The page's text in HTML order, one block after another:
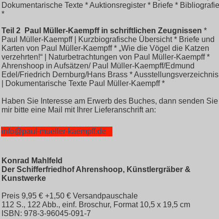
Dokumentarische Texte * Auktionsregister * Briefe * Bibliografie
*
Teil 2
Paul Müller-Kaempff in schriftlichen Zeugnissen *
Paul Müller-Kaempff | Kurzbiografische Übersicht * Briefe und
Karten von Paul Müller-Kaempff * „Wie die Vögel die Katzen
verzehrten!“ | Naturbetrachtungen von Paul Müller-Kaempff *
Ahrenshoop in Aufsätzen/ Paul Müller-Kaempff/Edmund
Edel/Friedrich Dernburg/Hans Brass * Ausstellungsverzeichnis
| Dokumentarische Texte Paul Müller-Kaempff *
Haben Sie Interesse am Erwerb des Buches, dann senden Sie
mir bitte eine Mail mit Ihrer Lieferanschrift an:
info@paul-mueller-kaempff.de
Konrad Mahlfeld
Der Schifferfriedhof Ahrenshoop, Künstlergräber &
Kunstwerke
Preis 9,95 € +1,50 € Versandpauschale
112 S., 122 Abb., einf. Broschur, Format 10,5 x 19,5 cm
ISBN: 978-3-96045-091-7